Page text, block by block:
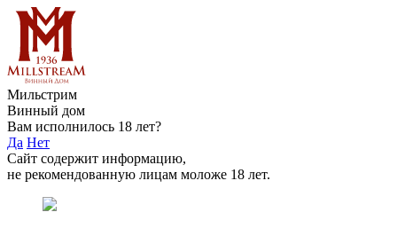
Мильстрим
Винный дом
Вам исполнилось 18 лет?
Да Нет
Сайт содержит информацию,
не рекомендованную лицам моложе 18 лет.